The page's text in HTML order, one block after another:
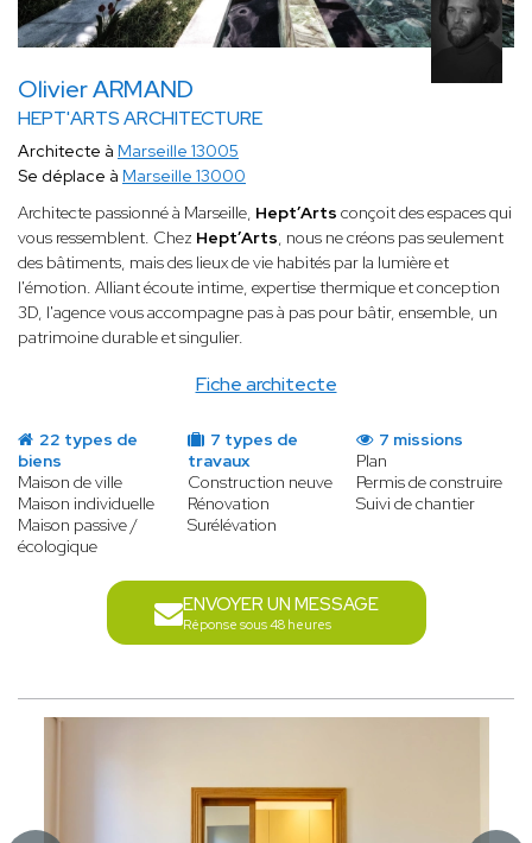
Olivier ARMAND
HEPT'ARTS ARCHITECTURE
Fiche architecte
Architecte à Marseille 13005
Se déplace à Marseille 13000
Architecte passionné à Marseille, Hept’Arts conçoit des espaces qui
vous ressemblent. Chez Hept’Arts, nous ne créons pas seulement
des bâtiments, mais des lieux de vie habités par la lumière et
l'émotion. Alliant écoute intime, expertise thermique et conception
3D, l'agence vous accompagne pas à pas pour bâtir, ensemble, un
patrimoine durable et singulier.
22 types de
biens
Maison de ville
Maison individuelle
Maison passive /
écologique
7 types de
travaux
Construction neuve
Rénovation
Surélévation
7 missions
Plan
Permis de construire
Suivi de chantier
ENVOYER UN MESSAGE
Réponse sous 48 heures